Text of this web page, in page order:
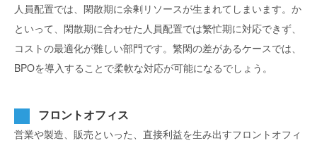
人員配置では、閑散期に余剰リソースが生まれてしまいます。か
といって、閑散期に合わせた人員配置では繁忙期に対応できず、
コストの最適化が難しい部門です。繁閑の差があるケースでは、
BPOを導入することで柔軟な対応が可能になるでしょう。
フロントオフィス
営業や製造、販売といった、直接利益を生み出すフロントオフィ